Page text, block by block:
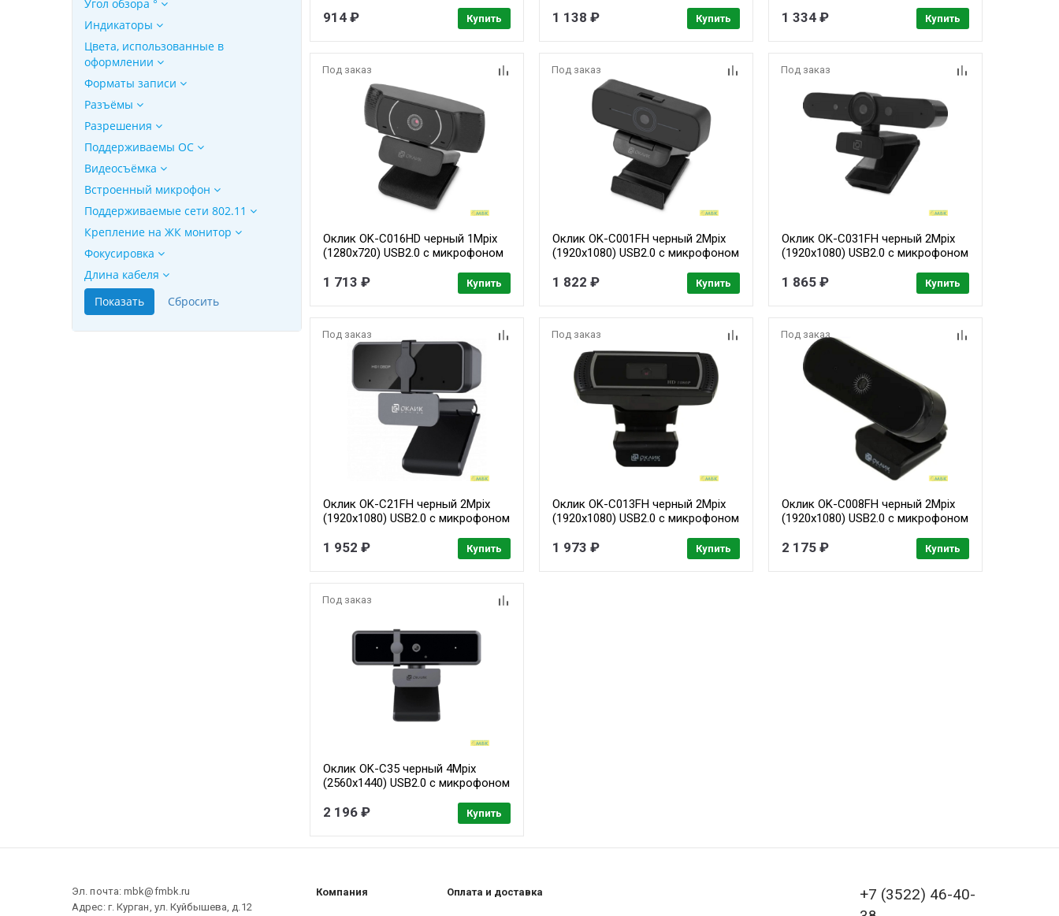
Угол обзора °
Индикаторы
Цвета, использованные в
оформлении
Форматы записи
Разъёмы
Разрешения
Поддерживаемы ОС
Видеосъёмка
Встроенный микрофон
Поддерживаемые сети 802.11
Крепление на ЖК монитор
Фокусировка
Длина кабеля
914 ₽ Купить 1 138 ₽ Купить 1 334 ₽ Купить
Под заказ
Оклик OK-C016HD черный 1Mpix
(1280x720) USB2.0 с микрофоном
1 713 ₽ Купить
Под заказ
Оклик OK-C001FH черный 2Mpix
(1920x1080) USB2.0 с микрофоном
1 822 ₽ Купить
Под заказ
Оклик OK-C031FH черный 2Mpix
(1920x1080) USB2.0 с микрофоном
1 865 ₽ Купить
Под заказ
Оклик OK-C21FH черный 2Mpix
(1920x1080) USB2.0 с микрофоном
1 952 ₽ Купить
Под заказ
Оклик OK-C013FH черный 2Mpix
(1920x1080) USB2.0 с микрофоном
1 973 ₽ Купить
Под заказ
Оклик OK-C008FH черный 2Mpix
(1920x1080) USB2.0 с микрофоном
2 175 ₽ Купить
Под заказ
Оклик OK-C35 черный 4Mpix
(2560x1440) USB2.0 с микрофоном
2 196 ₽ Купить
Эл. почта: mbk@fmbk.ru
Адрес: г. Курган, ул. Куйбышева, д.12
Компания Оплата и доставка
+7 (3522) 46-40-